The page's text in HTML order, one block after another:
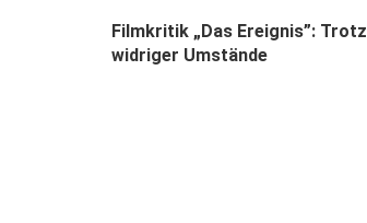
Filmkritik „Das Ereignis”: Trotz
widriger Umstände